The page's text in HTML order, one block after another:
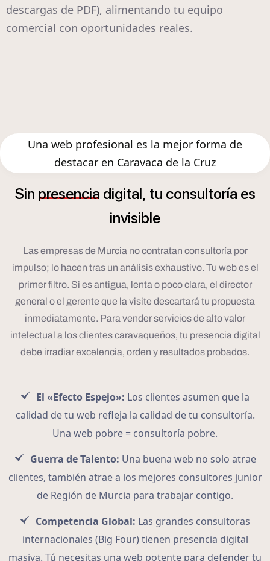
descargas de PDF), alimentando tu equipo
comercial con oportunidades reales.
Una web profesional es la mejor forma de
destacar en Caravaca de la Cruz
Sin presencia digital, tu consultoría es
invisible
Las empresas de Murcia no contratan consultoría por
impulso; lo hacen tras un análisis exhaustivo. Tu web es el
primer filtro. Si es antigua, lenta o poco clara, el director
general o el gerente que la visite descartará tu propuesta
inmediatamente. Para vender servicios de alto valor
intelectual a los clientes caravaqueños, tu presencia digital
debe irradiar excelencia, orden y resultados probados.
El «Efecto Espejo»: Los clientes asumen que la
calidad de tu web refleja la calidad de tu consultoría.
Una web pobre = consultoría pobre.
Guerra de Talento: Una buena web no solo atrae
clientes, también atrae a los mejores consultores junior
de Región de Murcia para trabajar contigo.
Competencia Global: Las grandes consultoras
internacionales (Big Four) tienen presencia digital
masiva. Tú necesitas una web potente para defender tu